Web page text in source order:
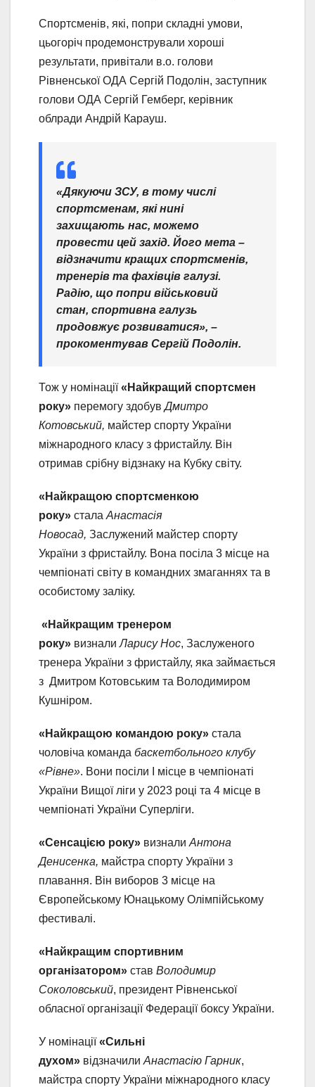
Спортсменів, які, попри складні умови,
цьогоріч продемонстрували хороші
результати, привітали в.о. голови
Рівненської ОДА Сергій Подолін, заступник
голови ОДА Сергій Гемберг, керівник
облради Андрій Карауш.
«Дякуючи ЗСУ, в тому числі
спортсменам, які нині
захищають нас, можемо
провести цей захід. Його мета –
відзначити кращих спортсменів,
тренерів та фахівців галузі.
Радію, що попри військовий
стан, спортивна галузь
продовжує розвиватися», –
прокоментував Сергій Подолін.
Тож у номінації«Найкращий спортсмен
року» перемогу здобувДмитро
Котовський, майстер спорту України
міжнародного класу з фристайлу. Він
отримав срібну відзнаку на Кубку світу.
«Найкращою спортсменкою
року» стала Анастасія
Новосад, Заслужений майстер спорту
України з фристайлу. Вона посіла 3 місце на
чемпіонаті світу в командних змаганнях та в
особистому заліку.
«Найкращим тренером
року» визналиЛарису Нос, Заслуженого
тренера України з фристайлу, яка займається
з Дмитром Котовським та Володимиром
Кушніром.
«Найкращою командою року» стала
чоловіча команда баскетбольного клубу
«Рівне». Вони посіли І місце в чемпіонаті
України Вищої ліги у 2023 році та 4 місце в
чемпіонаті України Суперліги.
«Сенсацією року» визнали Антона
Денисенка, майстра спорту України з
плавання. Він виборов 3 місце на
Європейському Юнацькому Олімпійському
фестивалі.
«Найкращим спортивним
організатором» став Володимир
Соколовський, президент Рівненської
обласної організації Федерації боксу України.
У номінації«Сильні
духом» відзначили Анастасію Гарник,
майстра спорту України міжнародного класу